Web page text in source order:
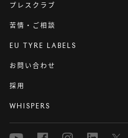
プレスクラブ
苦情・ご相談
EU TYRE LABELS
お問い合わせ
採用
WHISPERS